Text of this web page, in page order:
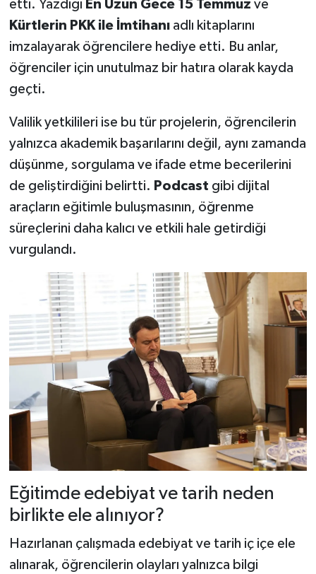
etti. Yazdığı En Uzun Gece 15 Temmuz ve
Kürtlerin PKK ile İmtihanıadlı kitaplarını
imzalayarak öğrencilere hediye etti. Bu anlar,
öğrenciler için unutulmaz bir hatıra olarak kayda
geçti.
Valilik yetkilileri ise bu tür projelerin, öğrencilerin
yalnızca akademik başarılarını değil, aynı zamanda
düşünme, sorgulama ve ifade etme becerilerini
de geliştirdiğini belirtti. Podcast gibi dijital
araçların eğitimle buluşmasının, öğrenme
süreçlerini daha kalıcı ve etkili hale getirdiği
vurgulandı.
Eğitimde edebiyat ve tarih neden
birlikte ele alınıyor?
Hazırlanan çalışmada edebiyat ve tarih iç içe ele
alınarak, öğrencilerin olayları yalnızca bilgi